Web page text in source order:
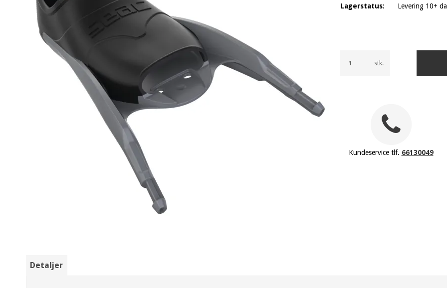
Lagerstatus: Levering 10+
stk.
Kundeservice tlf. 66130049
Detaljer